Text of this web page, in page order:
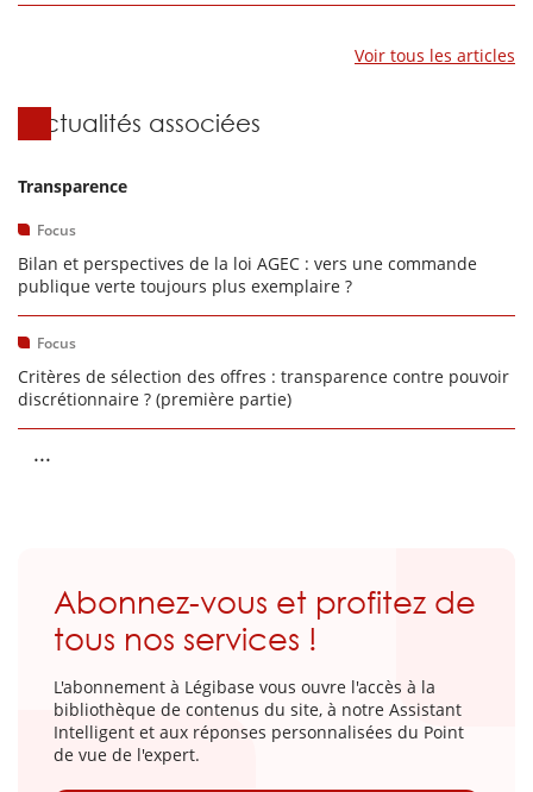
Voir tous les articles
Actualités associées
Transparence
Focus
Bilan et perspectives de la loi AGEC : vers une commande
publique verte toujours plus exemplaire ?
Focus
Critères de sélection des offres : transparence contre pouvoir
discrétionnaire ? (première partie)
...
Abonnez-vous et profitez de
tous nos services !
L'abonnement à Légibase vous ouvre l'accès à la
bibliothèque de contenus du site, à notre Assistant
Intelligent et aux réponses personnalisées du Point
de vue de l'expert.